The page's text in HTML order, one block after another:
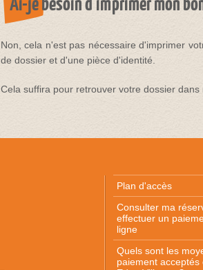
Non, cela n'est pas nécessaire d'imprimer
de dossier et d'une pièce d'identité.
Cela suffira pour retrouver votre dossier dans
Plan d'accès
Consulter ma
effectuer un
ligne
Quels sont les
paiement acceptés